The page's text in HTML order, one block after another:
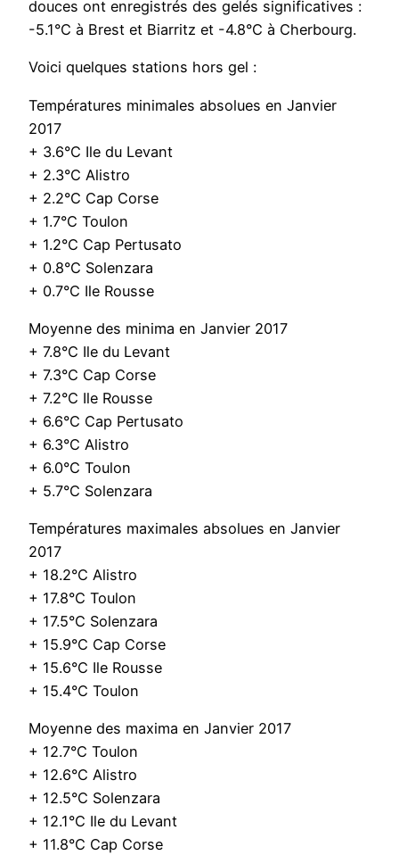
douces ont enregistrés des gelés significatives :
-5.1°C à Brest et Biarritz et -4.8°C à Cherbourg.
Voici quelques stations hors gel :
Températures minimales absolues en Janvier
2017
+ 3.6°C Ile du Levant
+ 2.3°C Alistro
+ 2.2°C Cap Corse
+ 1.7°C Toulon
+ 1.2°C Cap Pertusato
+ 0.8°C Solenzara
+ 0.7°C Ile Rousse
Moyenne des minima en Janvier 2017
+ 7.8°C Ile du Levant
+ 7.3°C Cap Corse
+ 7.2°C Ile Rousse
+ 6.6°C Cap Pertusato
+ 6.3°C Alistro
+ 6.0°C Toulon
+ 5.7°C Solenzara
Températures maximales absolues en Janvier
2017
+ 18.2°C Alistro
+ 17.8°C Toulon
+ 17.5°C Solenzara
+ 15.9°C Cap Corse
+ 15.6°C Ile Rousse
+ 15.4°C Toulon
Moyenne des maxima en Janvier 2017
+ 12.7°C Toulon
+ 12.6°C Alistro
+ 12.5°C Solenzara
+ 12.1°C Ile du Levant
+ 11.8°C Cap Corse